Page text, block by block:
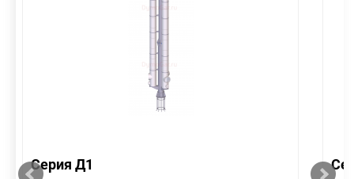
Серия Д1